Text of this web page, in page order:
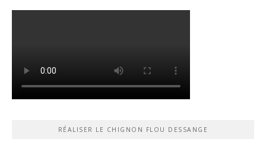
RÉALISER LE CHIGNON FLOU DESSANGE